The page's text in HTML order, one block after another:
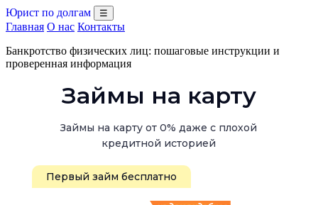
Юрист по долгам ☰
Главная О нас Контакты
Банкротство физических лиц: пошаговые инструкции и
проверенная информация
Займы на карту
Займы на карту от 0% даже с плохой
кредитной историей
Первый займ бесплатно